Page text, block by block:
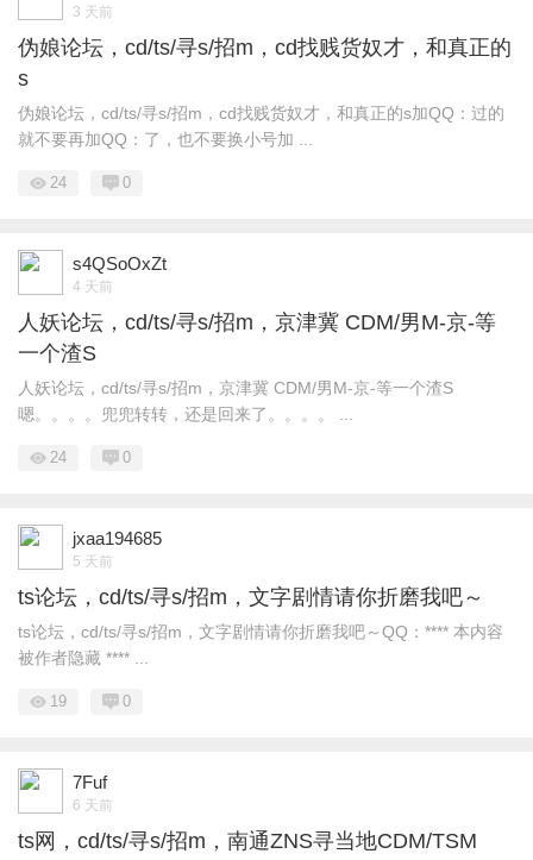
3 天前
伪娘论坛，cd/ts/寻s/招m，cd找贱货奴才，和真正的
s
伪娘论坛，cd/ts/寻s/招m，cd找贱货奴才，和真正的s加QQ：过的
就不要再加QQ：了，也不要换小号加 ...
24 0
s4QSoOxZt
4 天前
人妖论坛，cd/ts/寻s/招m，京津冀 CDM/男M-京-等
一个渣S
人妖论坛，cd/ts/寻s/招m，京津冀 CDM/男M-京-等一个渣S
嗯。。。。兜兜转转，还是回来了。。。。 ...
24 0
jxaa194685
5 天前
ts论坛，cd/ts/寻s/招m，文字剧情请你折磨我吧～
ts论坛，cd/ts/寻s/招m，文字剧情请你折磨我吧～QQ：**** 本内容
被作者隐藏 **** ...
19 0
7Fuf
6 天前
ts网，cd/ts/寻s/招m，南通ZNS寻当地CDM/TSM